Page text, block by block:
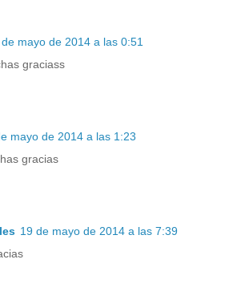
mayo de 2014 a las 0:51
graciass
mayo de 2014 a las 1:23
gracias
19 de mayo de 2014 a las 7:39